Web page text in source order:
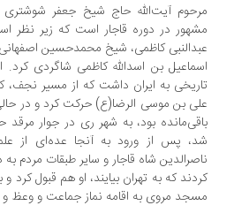
آیت‌الله حاج شیخ جعفر شوشتری از
در دوره قاجار است که زیر نظر اساتید
کاظمی، شیخ محمدحسین اصفهانی،
به ایران داشت که از مسیر نجف، کربلا،
بود، به شهر ری در جوار مرقد حضرت
پس از ورود به آنجا عده‌ای از علمای
شاه قاجار و سایر طبقات مردم به دیدار
که به تهران بیایند، او هم قبول کرد و به
مروی به اقامه نماز جماعت و وعظ و ارشاد